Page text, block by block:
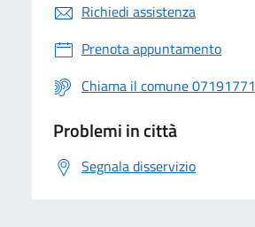
Richiedi assistenza
Prenota appuntamento
Chiama il comune 07191771
Problemi in città
Segnala disservizio